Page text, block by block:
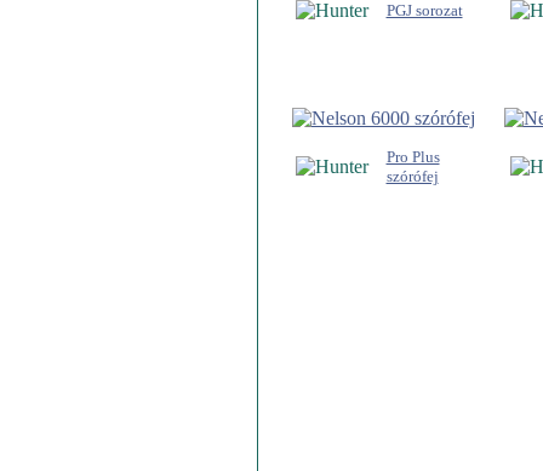
PGJ sorozat
Pro Plus
szórófej